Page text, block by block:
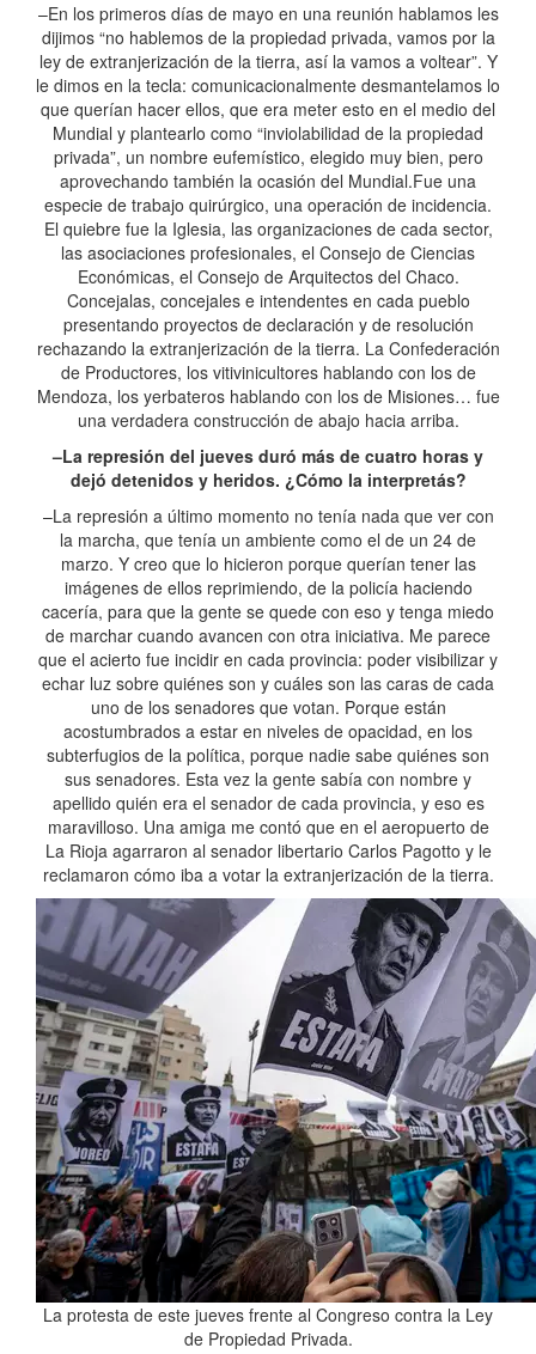
–En los primeros días de mayo en una reunión hablamos les
dijimos “no hablemos de la propiedad privada, vamos por la
ley de extranjerización de la tierra, así la vamos a voltear”. Y
le dimos en la tecla: comunicacionalmente desmantelamos lo
que querían hacer ellos, que era meter esto en el medio del
Mundial y plantearlo como “inviolabilidad de la propiedad
privada”, un nombre eufemístico, elegido muy bien, pero
aprovechando también la ocasión del Mundial.Fue una
especie de trabajo quirúrgico, una operación de incidencia.
El quiebre fue la Iglesia, las organizaciones de cada sector,
las asociaciones profesionales, el Consejo de Ciencias
Económicas, el Consejo de Arquitectos del Chaco.
Concejalas, concejales e intendentes en cada pueblo
presentando proyectos de declaración y de resolución
rechazando la extranjerización de la tierra. La Confederación
de Productores, los vitivinicultores hablando con los de
Mendoza, los yerbateros hablando con los de Misiones… fue
una verdadera construcción de abajo hacia arriba.
–La represión del jueves duró más de cuatro horas y
dejó detenidos y heridos. ¿Cómo la interpretás?
–La represión a último momento no tenía nada que ver con
la marcha, que tenía un ambiente como el de un 24 de
marzo. Y creo que lo hicieron porque querían tener las
imágenes de ellos reprimiendo, de la policía haciendo
cacería, para que la gente se quede con eso y tenga miedo
de marchar cuando avancen con otra iniciativa. Me parece
que el acierto fue incidir en cada provincia: poder visibilizar y
echar luz sobre quiénes son y cuáles son las caras de cada
uno de los senadores que votan. Porque están
acostumbrados a estar en niveles de opacidad, en los
subterfugios de la política, porque nadie sabe quiénes son
sus senadores. Esta vez la gente sabía con nombre y
apellido quién era el senador de cada provincia, y eso es
maravilloso. Una amiga me contó que en el aeropuerto de
La Rioja agarraron al senador libertario Carlos Pagotto y le
reclamaron cómo iba a votar la extranjerización de la tierra.
La protesta de este jueves frente al Congreso contra la Ley
de Propiedad Privada.